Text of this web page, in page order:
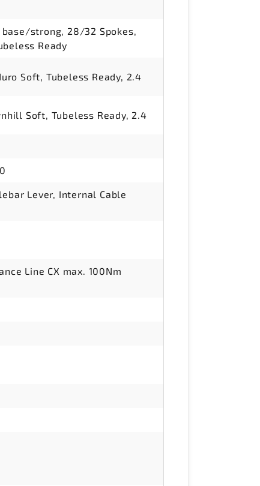
strong, 28/32 Spokes,
Ready
Soft, Tubeless Ready, 2.4
Soft, Tubeless Ready, 2.4
Lever, Internal Cable
Line CX max. 100Nm